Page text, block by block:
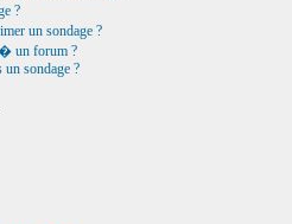
?
un sondage ?
un forum ?
sondage ?